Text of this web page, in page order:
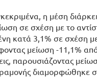
η μέση
σε σχέση με το
κατά 3,1% σε σχέση
μείωση -11,1%
παρουσιάζοντας
διαμορφώθηκε